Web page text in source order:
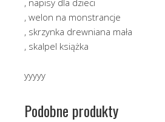
, welon na monstrancje
, skrzynka drewniana mała
, skalpel książka
yyyyy
Podobne produkty